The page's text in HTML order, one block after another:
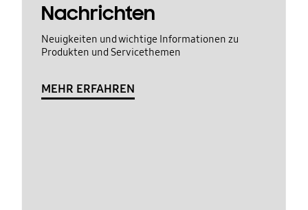
Nachrichten
Neuigkeiten und wichtige Informationen zu
Produkten und Servicethemen
MEHR ERFAHREN